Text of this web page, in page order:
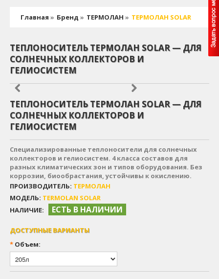
Главная » Бренд » ТЕРМОЛАН » ТЕРМОЛАН SOLAR
ТЕПЛОНОСИТЕЛЬ ТЕРМОЛАН SOLAR — ДЛЯ
СОЛНЕЧНЫХ КОЛЛЕКТОРОВ И
ГЕЛИОСИСТЕМ
ТЕПЛОНОСИТЕЛЬ ТЕРМОЛАН SOLAR — ДЛЯ
СОЛНЕЧНЫХ КОЛЛЕКТОРОВ И
ГЕЛИОСИСТЕМ
Специализированные теплоносители для солнечных
коллекторов и гелиосистем. 4 класса составов для
разных климатических зон и типов оборудования. Без
коррозии, биообрастания, устойчивы к окислению.
ПРОИЗВОДИТЕЛЬ: ТЕРМОЛАН
МОДЕЛЬ: TERMOLAN SOLAR
НАЛИЧИЕ:
ЕСТЬ В НАЛИЧИИ
ДОСТУПНЫЕ ВАРИАНТЫ
* Объем: